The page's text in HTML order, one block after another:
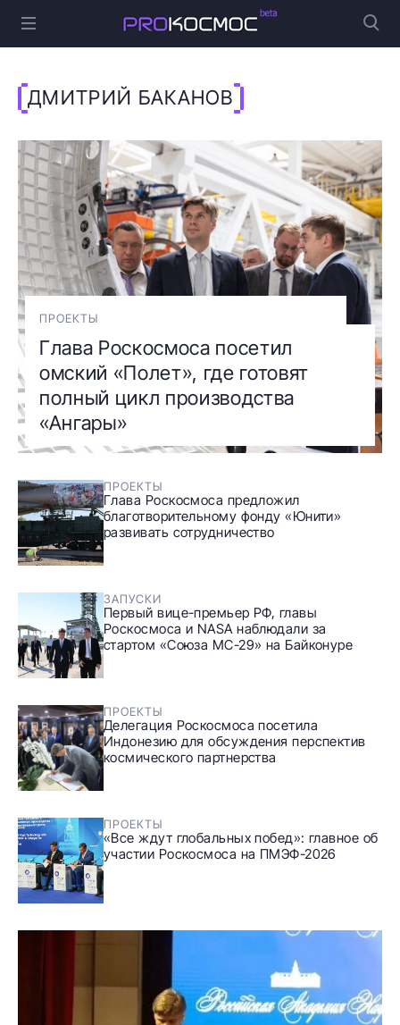
ДМИТРИЙ БАКАНОВ
ПРОЕКТЫ
Глава Роскосмоса посетил
омский «Полет», где готовят
полный цикл производства
«Ангары»
ПРОЕКТЫ
Глава Роскосмоса предложил
благотворительному фонду «Юнити»
развивать сотрудничество
ЗАПУСКИ
Первый вице-премьер РФ, главы
Роскосмоса и NASA наблюдали за
стартом «Союза МС-29» на Байконуре
ПРОЕКТЫ
Делегация Роскосмоса посетила
Индонезию для обсуждения перспектив
космического партнерства
ПРОЕКТЫ
«Все ждут глобальных побед»: главное об
участии Роскосмоса на ПМЭФ-2026